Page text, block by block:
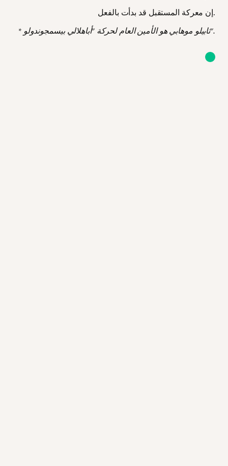
إن معركة المستقبل قد بدأت بالفعل.
* ثابيلو موهابي هو الأمين العام لحركة "أباهلالي بيسمجوندولو".